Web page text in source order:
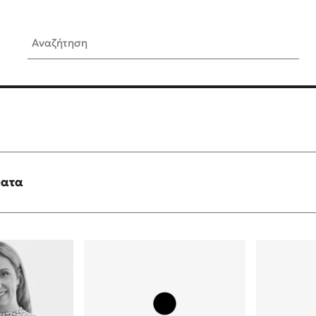
Αναζήτηση
είναι «το πρόβλημα»
Συγχαρητήρια, Πέθανες!